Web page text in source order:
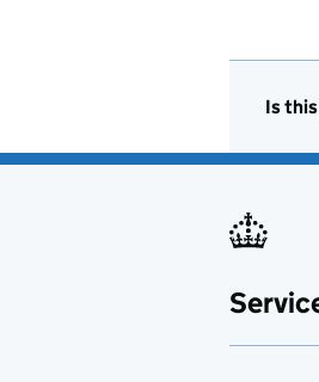
Is